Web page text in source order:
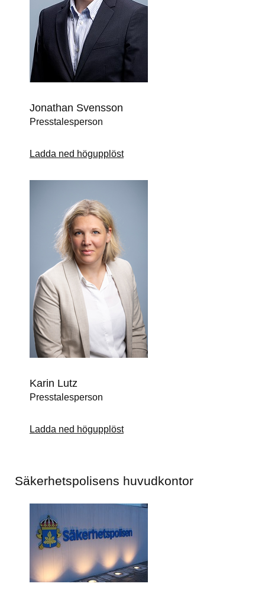
Jonathan Svensson
Presstalesperson
Ladda ned högupplöst
Karin Lutz
Presstalesperson
Ladda ned högupplöst
Säkerhetspolisens huvudkontor